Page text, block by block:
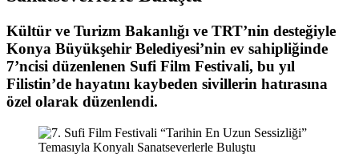
Kültür ve Turizm Bakanlığı ve TRT’nin desteğiyle
Konya Büyükşehir Belediyesi’nin ev sahipliğinde
7’ncisi düzenlenen Sufi Film Festivali, bu yıl
Filistin’de hayatını kaybeden sivillerin hatırasına
özel olarak düzenlendi.